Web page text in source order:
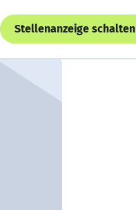
Stellenanzeige schalten